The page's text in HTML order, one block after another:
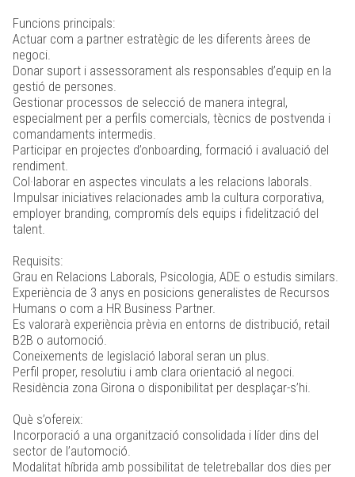
Funcions principals:
Actuar com a partner estratègic de les diferents àrees de
negoci.
Donar suport i assessorament als responsables d’equip en la
gestió de persones.
Gestionar processos de selecció de manera integral,
especialment per a perfils comercials, tècnics de postvenda i
comandaments intermedis.
Participar en projectes d’onboarding, formació i avaluació del
rendiment.
Col·laborar en aspectes vinculats a les relacions laborals.
Impulsar iniciatives relacionades amb la cultura corporativa,
employer branding, compromís dels equips i fidelització del
talent.
Requisits:
Grau en Relacions Laborals, Psicologia, ADE o estudis similars.
Experiència de 3 anys en posicions generalistes de Recursos
Humans o com a HR Business Partner.
Es valorarà experiència prèvia en entorns de distribució, retail
B2B o automoció.
Coneixements de legislació laboral seran un plus.
Perfil proper, resolutiu i amb clara orientació al negoci.
Residència zona Girona o disponibilitat per desplaçar-s’hi.
Què s’ofereix:
Incorporació a una organització consolidada i líder dins del
sector de l’automoció.
Modalitat híbrida amb possibilitat de teletreballar dos dies per